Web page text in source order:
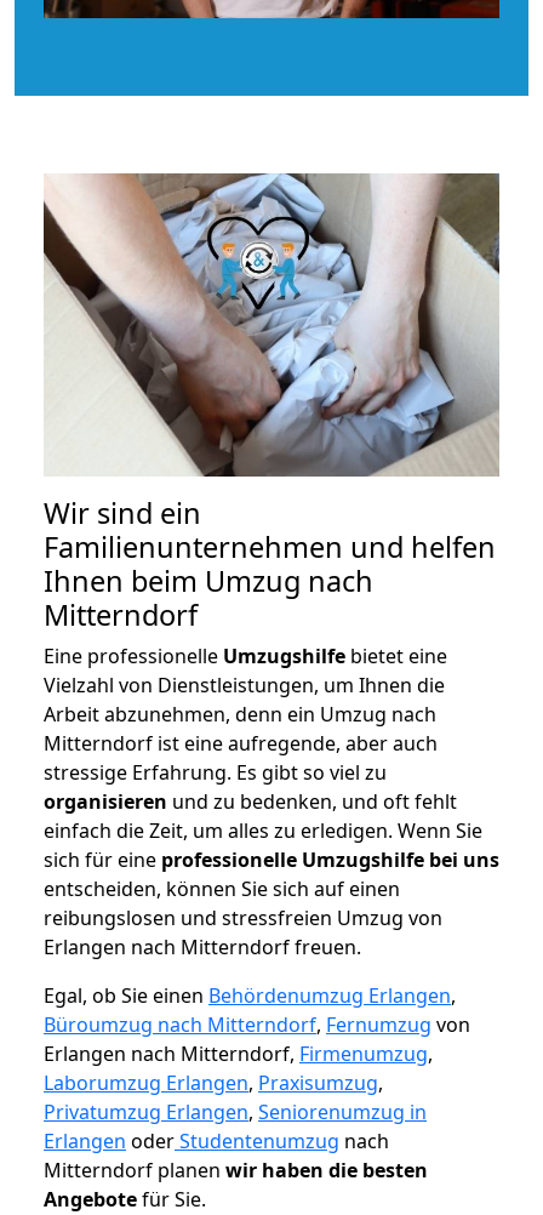
Wir sind ein
Familienunternehmen und helfen
Ihnen beim Umzug nach
Mitterndorf
Eine professionelle Umzugshilfe bietet eine
Vielzahl von Dienstleistungen, um Ihnen die
Arbeit abzunehmen, denn ein Umzug nach
Mitterndorf ist eine aufregende, aber auch
stressige Erfahrung. Es gibt so viel zu
organisieren und zu bedenken, und oft fehlt
einfach die Zeit, um alles zu erledigen. Wenn Sie
sich für eine professionelle Umzugshilfe bei uns
entscheiden, können Sie sich auf einen
reibungslosen und stressfreien Umzug von
Erlangen nach Mitterndorf freuen.
Egal, ob Sie einen Behördenumzug Erlangen,
Büroumzug nach Mitterndorf, Fernumzug von
Erlangen nach Mitterndorf, Firmenumzug,
Laborumzug Erlangen, Praxisumzug,
Privatumzug Erlangen, Seniorenumzug in
Erlangen oderStudentenumzug nach
Mitterndorf planen wir haben die besten
Angebotefür Sie.